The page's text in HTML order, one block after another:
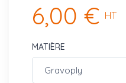
6,00 € HT
MATIÈRE